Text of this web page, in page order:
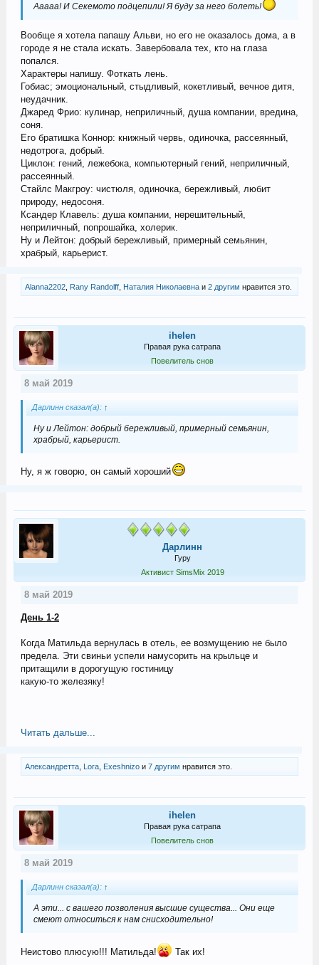
Ааааа! И Секемото подцепили! Я буду за него болеть!
Вообще я хотела папашу Альви, но его не оказалось дома, а в
городе я не стала искать. Завербовала тех, кто на глаза
попался.
Характеры напишу. Фоткать лень.
Гобиас; эмоциональный, стыдливый, кокетливый, вечное дитя,
неудачник.
Джаред Фрио: кулинар, неприличный, душа компании, вредина,
соня.
Его братишка Коннор: книжный червь, одиночка, рассеянный,
недотрога, добрый.
Циклон: гений, лежебока, компьютерный гений, неприличный,
рассеянный.
Стайлс Макгроу: чистюля, одиночка, бережливый, любит
природу, недосоня.
Ксандер Клавель: душа компании, нерешительный,
неприличный, попрошайка, холерик.
Ну и Лейтон: добрый бережливый, примерный семьянин,
храбрый, карьерист.
Alanna2202, Rany Randolff, Наталия Николаевнаи 2 другим нравится это.
ihelen
Правая рука сатрапа
Повелитель снов
8 май 2019
Дарлинн сказал(а): ↑
Ну и Лейтон: добрый бережливый, примерный семьянин,
храбрый, карьерист.
Ну, я ж говорю, он самый хороший
Дарлинн
Гуру
Активист SimsMix 2019
8 май 2019
День 1-2
Когда Матильда вернулась в отель, ее возмущению не было
предела. Эти свиньи успели намусорить на крыльце и
притащили в дорогущую гостиницу
какую-то железяку!
Читать дальше...
Александретта, Lora, Exeshnizoи 7 другим нравится это.
ihelen
Правая рука сатрапа
Повелитель снов
8 май 2019
Дарлинн сказал(а): ↑
А эти... с вашего позволения высшие существа... Они еще
смеют относиться к нам снисходительно!
Неистово плюсую!!! Матильда! Так их!